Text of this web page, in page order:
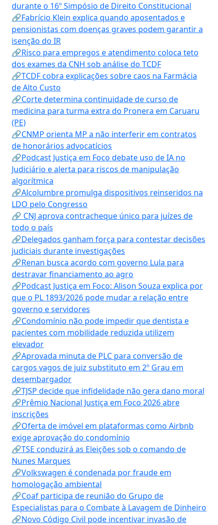
durante o 16º Simpósio de Direito Constitucional
🔗Fabrício Klein explica quando aposentados e
pensionistas com doenças graves podem garantir a
isenção do IR
🔗Risco para empregos e atendimento coloca teto
dos exames da CNH sob análise do TCDF
🔗TCDF cobra explicações sobre caos na Farmácia
de Alto Custo
🔗Corte determina continuidade de curso de
medicina para turma extra do Pronera em Caruaru
(PE)
🔗CNMP orienta MP a não interferir em contratos
de honorários advocatícios
🔗Podcast Justiça em Foco debate uso de IA no
Judiciário e alerta para riscos de manipulação
algorítmica
🔗Alcolumbre promulga dispositivos reinseridos na
LDO pelo Congresso
🔗 CNJ aprova contracheque único para juízes de
todo o país
🔗Delegados ganham força para contestar decisões
judiciais durante investigações
🔗Renan busca acordo com governo Lula para
destravar financiamento ao agro
🔗Podcast Justiça em Foco: Alison Souza explica por
que o PL 1893/2026 pode mudar a relação entre
governo e servidores
🔗Condomínio não pode impedir que dentista e
pacientes com mobilidade reduzida utilizem
elevador
🔗Aprovada minuta de PLC para conversão de
cargos vagos de juiz substituto em 2º Grau em
desembargador
🔗TJSP decide que infidelidade não gera dano moral
🔗Prêmio Nacional Justiça em Foco 2026 abre
inscrições
🔗Oferta de imóvel em plataformas como Airbnb
exige aprovação do condomínio
🔗TSE conduzirá as Eleições sob o comando de
Nunes Marques
🔗Volkswagen é condenada por fraude em
homologação ambiental
🔗Coaf participa de reunião do Grupo de
Especialistas para o Combate à Lavagem de Dinheiro
🔗Novo Código Civil pode incentivar invasão de